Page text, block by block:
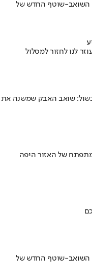
לנו לחזור למסלול
שואב האבק שמשנה את
של האזור היפה